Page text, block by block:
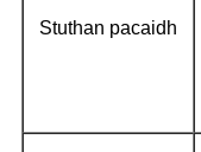
Stuthan pacaidh